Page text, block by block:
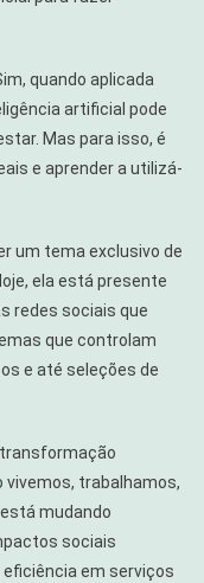
quando aplicada
artificial pode
Mas para isso, é
e aprender a utilizá-
um tema exclusivo de
ela está presente
redes sociais que
que controlam
e até seleções de
vivemos, trabalhamos,
mudando
sociais
em serviços